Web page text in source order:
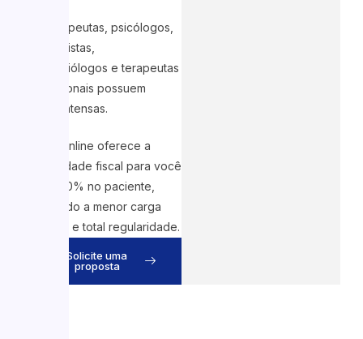
Fisioterapeutas, psicólogos,
nutricionistas,
fonoaudiólogos e terapeutas
ocupacionais possuem
rotinas intensas.
A KGD Online oferece a
tranquilidade fiscal para você
focar 100% no paciente,
garantindo a menor carga
tributária e total regularidade.
Solicite uma
proposta